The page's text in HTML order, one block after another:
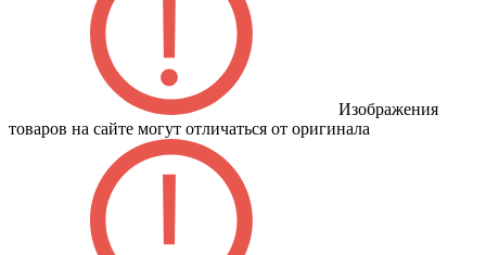
Изображения
товаров на сайте могут отличаться от оригинала